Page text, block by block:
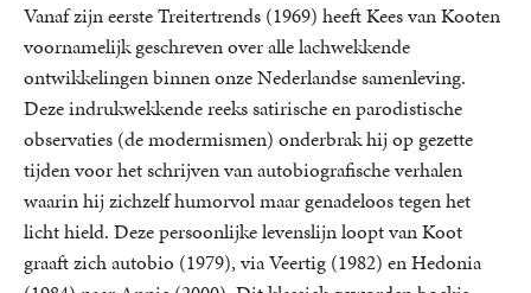
Vanaf zijn eerste Treitertrends (1969) heeft Kees van Kooten
voornamelijk geschreven over alle lachwekkende
ontwikkelingen binnen onze Nederlandse samenleving.
Deze indrukwekkende reeks satirische en parodistische
observaties (de modermismen) onderbrak hij op gezette
tijden voor het schrijven van autobiografische verhalen
waarin hij zichzelf humorvol maar genadeloos tegen het
licht hield. Deze persoonlijke levenslijn loopt van Koot
graaft zich autobio (1979), via Veertig (1982) en Hedonia